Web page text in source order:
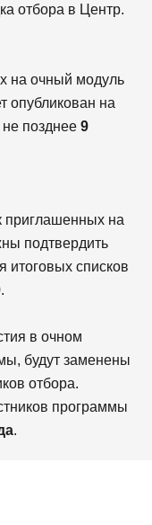
отбора в Центр.
на очный модуль
опубликован на
не позднее 9
приглашенных на
подтвердить
итоговых списков
в очном
будут заменены
отбора.
программы
.